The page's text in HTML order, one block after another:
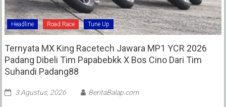
Headline Road Race Tune Up
Ternyata MX King Racetech Jawara MP1 YCR 2026
Padang Dibeli Tim Papabebkk X Bos Cino Dari Tim
Suhandi Padang88
3 Agustus, 2026 BeritaBalap.com